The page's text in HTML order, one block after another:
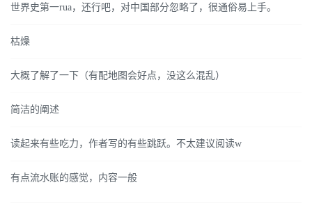
世界史第一rua，还行吧，对中国部分忽略了，很通俗易上手。
枯燥
大概了解了一下（有配地图会好点，没这么混乱）
简洁的阐述
读起来有些吃力，作者写的有些跳跃。不太建议阅读w
有点流水账的感觉，内容一般